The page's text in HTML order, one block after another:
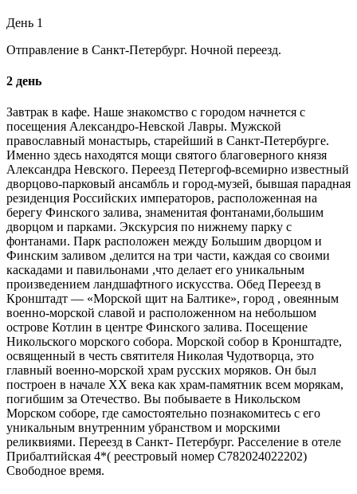
День 1
Отправление в Санкт-Петербург. Ночной переезд.
2 день
Завтрак в кафе. Наше знакомство с городом начнется с
посещения Александро-Невской Лавры. Мужской
православный монастырь, старейший в Санкт-Петербурге.
Именно здесь находятся мощи святого благоверного князя
Александра Невского. Переезд Петергоф-всемирно известный
дворцово-парковый ансамбль и город-музей, бывшая парадная
резиденция Российских императоров, расположенная на
берегу Финского залива, знаменитая фонтанами,большим
дворцом и парками. Экскурсия по нижнему парку с
фонтанами. Парк расположен между Большим дворцом и
Финским заливом ,делится на три части, каждая со своими
каскадами и павильонами ,что делает его уникальным
произведением ландшафтного искусства. Обед Переезд в
Кронштадт — «Морской щит на Балтике», город , овеянным
военно-морской славой и расположенном на небольшом
острове Котлин в центре Финского залива. Посещение
Никольского морского собора. Морской собор в Кронштадте,
освященный в честь святителя Николая Чудотворца, это
главный военно-морской храм русских моряков. Он был
построен в начале XX века как храм-памятник всем морякам,
погибшим за Отечество. Вы побываете в Никольском
Морском соборе, где самостоятельно познакомитесь с его
уникальным внутренним убранством и морскими
реликвиями. Переезд в Санкт- Петербург. Расселение в отеле
Прибалтийская 4*( реестровый номер С782024022202)
Свободное время.